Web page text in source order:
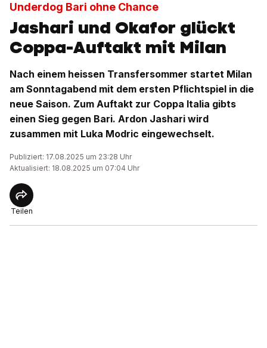
Underdog Bari ohne Chance
Jashari und Okafor glückt
Coppa-Auftakt mit Milan
Nach einem heissen Transfersommer startet Milan
am Sonntagabend mit dem ersten Pflichtspiel in die
neue Saison. Zum Auftakt zur Coppa Italia gibts
einen Sieg gegen Bari. Ardon Jashari wird
zusammen mit Luka Modric eingewechselt.
Publiziert: 17.08.2025 um 23:28 Uhr
Aktualisiert: 18.08.2025 um 07:04 Uhr
Teilen